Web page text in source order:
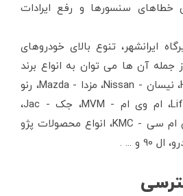
خطاهای سنسورها و رفع ایرادات
ایرانشهر، تنوع بالای خودروهای
آن ها می توان به انواع برند
های هیوندای - Hyundai، نیسان - Nissan، مزدا - Mazda، رنو
- Renault، لیفان - Lifan، ام وی ام - MVM، جک - Jac،
برلیانس - Brilliance، کی ام سی - KMC، انواع محصولات پژو
و ... .